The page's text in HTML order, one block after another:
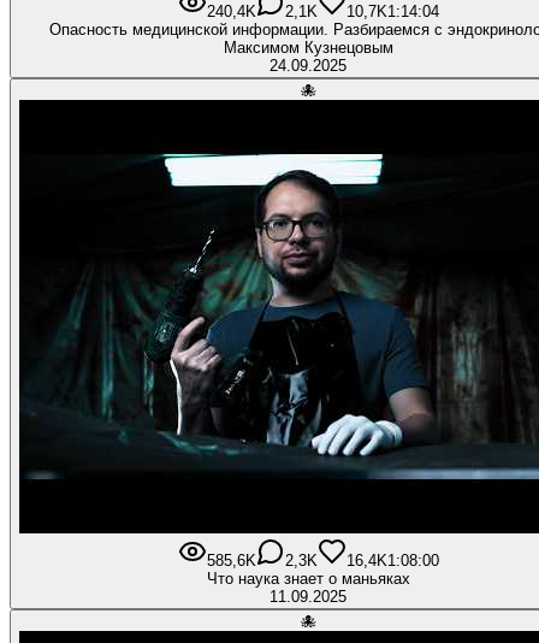
240,4K 2,1K 10,7K1:14:04
Опасность медицинской информации. Разбираемся с
Максимом Кузнецовым
24.09.2025
🐙
585,6K 2,3K 16,4K1:08:00
Что наука знает о маньяках
11.09.2025
🐙